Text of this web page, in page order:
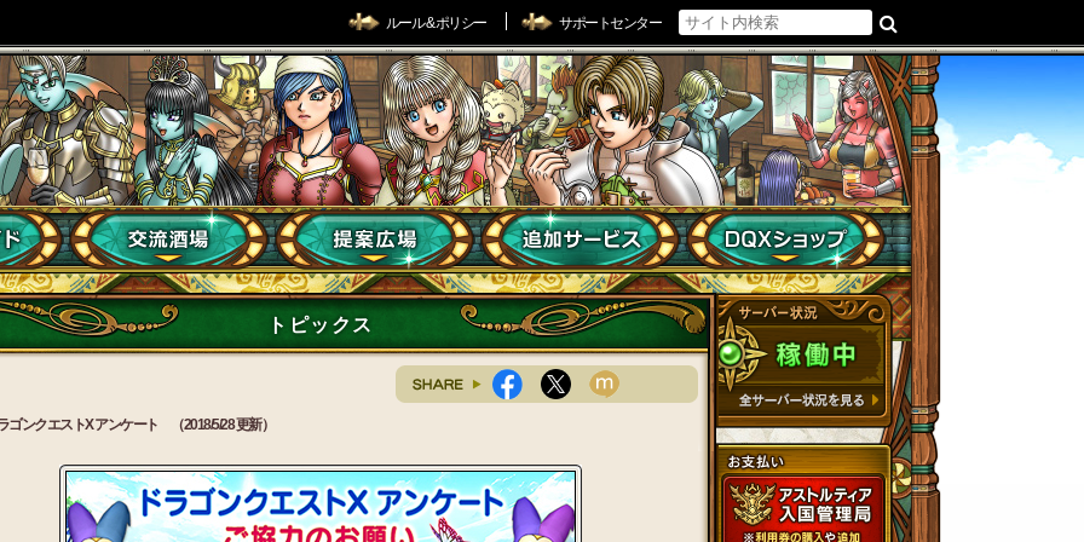
ルール & ポリシー サポートセンター
トピックス
ゴンクエストX アンケート （2018/5/28 更新）